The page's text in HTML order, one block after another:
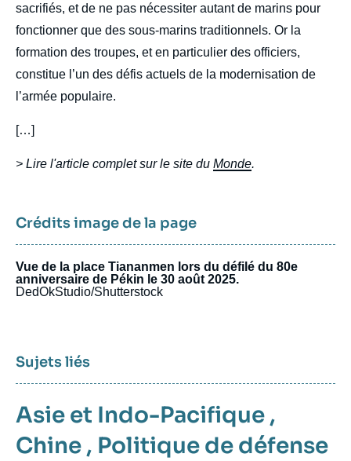
sacrifiés, et de ne pas nécessiter autant de marins pour
fonctionner que des sous-marins traditionnels. Or la
formation des troupes, et en particulier des officiers,
constitue l’un des défis actuels de la modernisation de
l’armée populaire.
[…]
> Lire l'article complet sur le site du Monde.
Crédits image de la page
Vue de la place Tiananmen lors du défilé du 80e
anniversaire de Pékin le 30 août 2025.
DedOkStudio/Shutterstock
Sujets liés
Asie et Indo-Pacifique ,
Chine , Politique de défense